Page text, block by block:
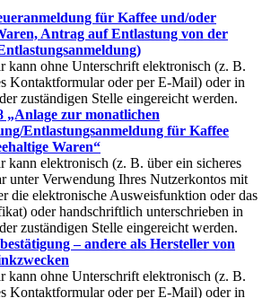
für Kaffee und/oder
Antrag auf Entlastung von der
kann ohne Unterschrift elektronisch (z. B.
Kontaktformular oder per E-Mail) oder in
zuständigen Stelle eingereicht werden.
„Anlage zur monatlichen
Entlastungsanmeldung für Kaffee
Waren“
kann elektronisch (z. B. über ein sicheres
unter Verwendung Ihres Nutzerkontos mit
die elektronische Ausweisfunktion oder das
oder handschriftlich unterschrieben in
zuständigen Stelle eingereicht werden.
– andere als Hersteller von
kann ohne Unterschrift elektronisch (z. B.
Kontaktformular oder per E-Mail) oder in